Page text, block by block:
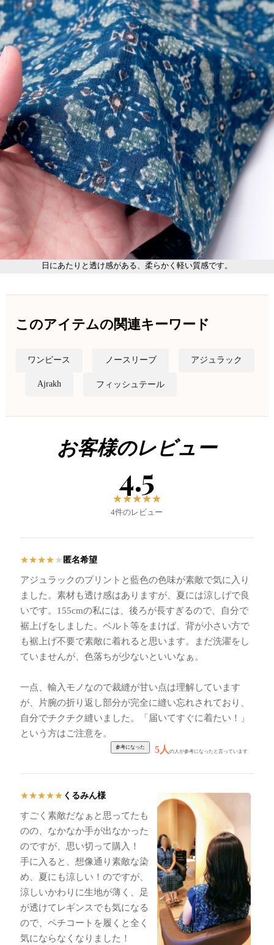
日にあたりと透け感がある、柔らかく軽い質感です。
このアイテムの関連キーワード
ワンピース ノースリーブ アジュラック
Ajrakh フィッシュテール
お客様のレビュー
4.5
★★★★★
4件のレビュー
★★★★ ★ 匿名希望
アジュラックのプリントと藍色の色味が素敵で気に入り
ました。素材も透け感はありますが、夏には涼しげで良
いです。155cmの私には、後ろが長すぎるので、自分で
裾上げをしました。ベルト等をまけば、背が小さい方で
も裾上げ不要で素敵に着れると思います。まだ洗濯をし
ていませんが、色落ちが少ないといいなぁ。
一点、輸入モノなので裁縫が甘い点は理解しています
が、片腕の折り返し部分が完全に縫い忘れされており、
自分でチクチク縫いました。「届いてすぐに着たい！」
という方はご注意を。
5人の人が参考になったと言っています
★★★★★ くるみん様
すごく素敵だなぁと思ってたも
のの、なかなか手が出なかった
のですが、思い切って購入！
手に入ると、想像通り素敵な染
め、夏にも涼しい！のですが、
涼しいかわりに生地が薄く、足
が透けてレギンスでも気になる
ので、ペチコートを履くと全く
気にならなくなりました！